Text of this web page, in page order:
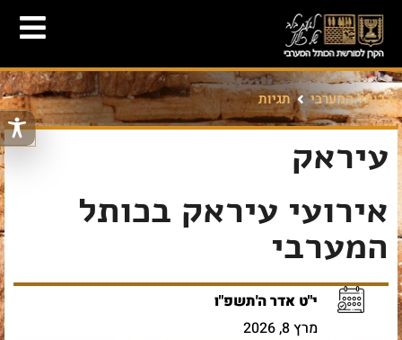
הכותל המערבי תגיות
עיראק
אירועי עיראק בכותל
המערבי
י"ט אדר ה'תשפ"ו
מרץ 8, 2026